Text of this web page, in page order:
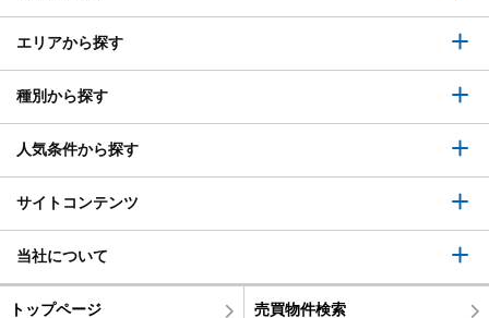
エリアから探す
種別から探す
人気条件から探す
サイトコンテンツ
当社について
トップページ 売買物件検索